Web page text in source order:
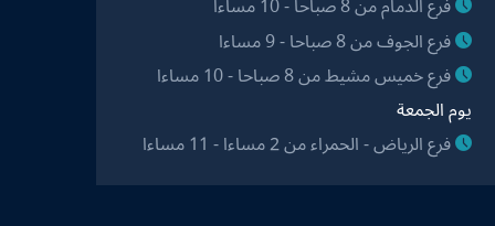
فرع الجوف من 8 صباحا - 9 مساءا
فرع خميس مشيط من 8 صباحا - 10 مساءا
يوم الجمعة
فرع الرياض - الحمراء من 2 مساءا - 11 مساءا